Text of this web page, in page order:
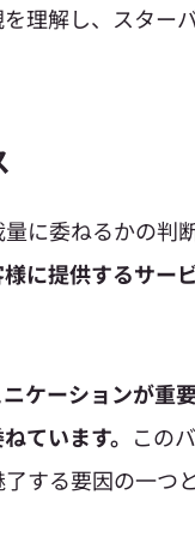
理解し、スター
に委ねるかの判
に提供するサー
ケーションが重
ています。 この
する要因の一つと